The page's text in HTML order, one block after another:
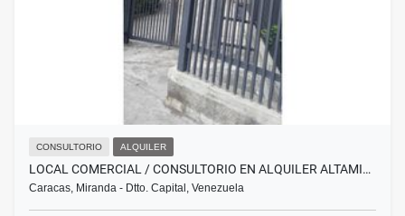
CONSULTORIO ALQUILER
LOCAL COMERCIAL / CONSULTORIO EN ALQUILER ALTAMI…
Caracas, Miranda - Dtto. Capital, Venezuela